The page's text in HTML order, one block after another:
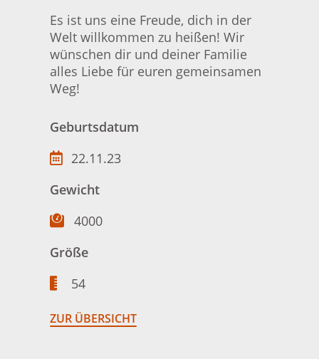
Es ist uns eine Freude, dich in der
Welt willkommen zu heißen! Wir
wünschen dir und deiner Familie
alles Liebe für euren gemeinsamen
Weg!
Geburtsdatum
22.11.23
Gewicht
4000
Größe
54
ZUR ÜBERSICHT